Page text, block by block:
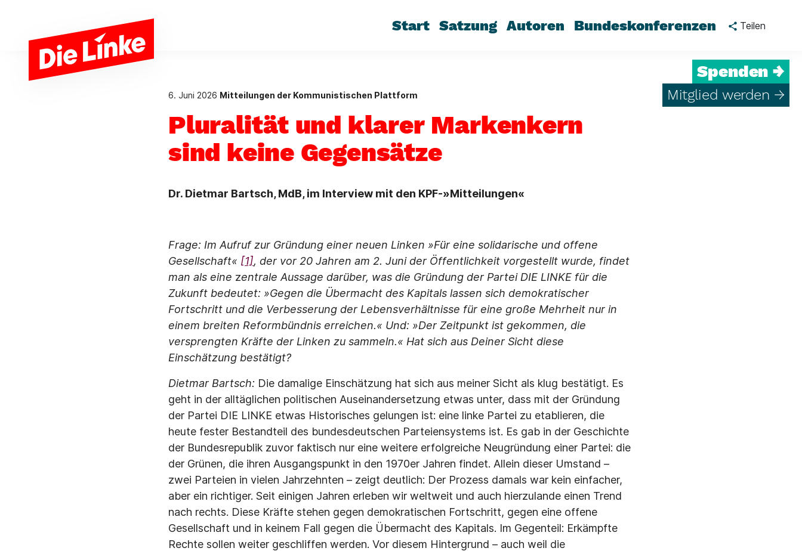
Start Satzung Autoren Bundeskonferenzen Teilen
Spenden →
Mitglied werden →
6. Juni 2026 Mitteilungen der Kommunistischen Plattform
Pluralität und klarer Markenkern
sind keine Gegensätze
Dr. Dietmar Bartsch, MdB, im Interview mit den KPF-»Mitteilungen«
Frage: Im Aufruf zur Gründung einer neuen Linken »Für eine solidarische und offene
Gesellschaft« [1], der vor 20 Jahren am 2. Juni der Öffentlichkeit vorgestellt wurde, findet
man als eine zentrale Aussage darüber, was die Gründung der Partei DIE LINKE für die
Zukunft bedeutet: »Gegen die Übermacht des Kapitals lassen sich demokratischer
Fortschritt und die Verbesserung der Lebensverhältnisse für eine große Mehrheit nur in
einem breiten Reformbündnis erreichen.« Und: »Der Zeitpunkt ist gekommen, die
versprengten Kräfte der Linken zu sammeln.« Hat sich aus Deiner Sicht diese
Einschätzung bestätigt?
Dietmar Bartsch: Die damalige Einschätzung hat sich aus meiner Sicht als klug bestätigt. Es
geht in der alltäglichen politischen Auseinandersetzung etwas unter, dass mit der Gründung
der Partei DIE LINKE etwas Historisches gelungen ist: eine linke Partei zu etablieren, die
heute fester Bestandteil des bundesdeutschen Parteiensystems ist. Es gab in der Geschichte
der Bundesrepublik zuvor faktisch nur eine weitere erfolgreiche Neugründung einer Partei: die
der Grünen, die ihren Ausgangspunkt in den 1970er Jahren findet. Allein dieser Umstand –
zwei Parteien in vielen Jahrzehnten – zeigt deutlich: Der Prozess damals war kein einfacher,
aber ein richtiger. Seit einigen Jahren erleben wir weltweit und auch hierzulande einen Trend
nach rechts. Diese Kräfte stehen gegen demokratischen Fortschritt, gegen eine offene
Gesellschaft und in keinem Fall gegen die Übermacht des Kapitals. Im Gegenteil: Erkämpfte
Rechte sollen weiter geschliffen werden. Vor diesem Hintergrund – auch weil die